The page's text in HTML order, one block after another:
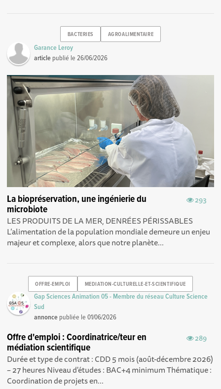
BACTERIES AGROALIMENTAIRE
Garance Leroy
article publié le26/06/2026
293
La biopréservation, une ingénierie du
microbiote
LES PRODUITS DE LA MER, DENRÉES PÉRISSABLES
L’alimentation de la population mondiale demeure un enjeu
majeur et complexe, alors que notre planète...
OFFRE-EMPLOI MEDIATION-CULTURELLE-ET-SCIENTIFIQUE
Gap Sciences Animation 05 - Membre du réseau Culture Science
Sud
annonce publiée le01/06/2026
289
Offre d'emploi : Coordinatrice/teur en
médiation scientifique
Durée et type de contrat : CDD 5 mois (août-décembre 2026)
– 27 heures Niveau d'études : BAC+4 minimum Thématique :
Coordination de projets en...